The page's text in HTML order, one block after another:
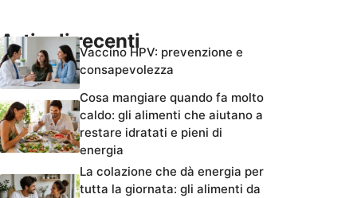
Articoli recentiVaccino HPV: prevenzione e
consapevolezza
Cosa mangiare quando fa molto
caldo: gli alimenti che aiutano a
restare idratati e pieni di
energia
La colazione che dà energia per
tutta la giornata: gli alimenti da